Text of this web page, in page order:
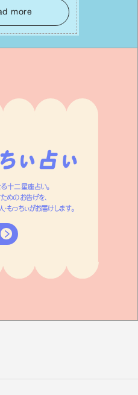
ここでしっかりとエ
難を乗り越える⼒に
more
十二星座占い。
めのお告げを、
っちぃがお届けします。